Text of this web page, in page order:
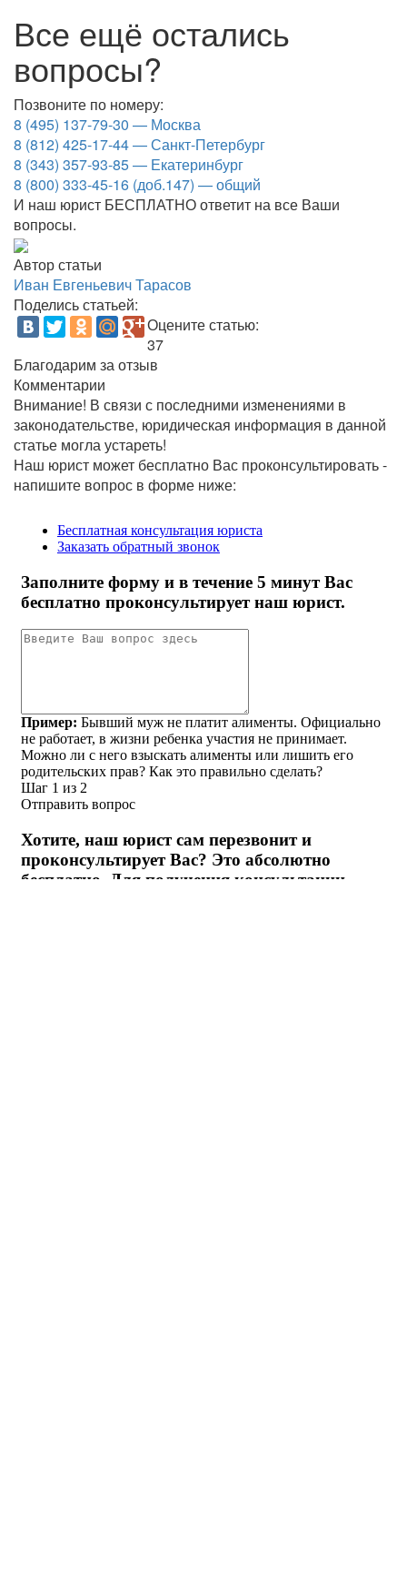
Все ещё остались
вопросы?
Позвоните по номеру:
8 (495) 137-79-30 — Москва
8 (812) 425-17-44 — Санкт-Петербург
8 (343) 357-93-85 — Екатеринбург
8 (800) 333-45-16 (доб.147) — общий
И наш юрист БЕСПЛАТНО ответит на все Ваши
вопросы.
Автор статьи
Иван Евгеньевич Тарасов
Поделись статьей:
Оцените статью:
37
Благодарим за отзыв
Комментарии
Внимание! В связи с последними изменениями в
законодательстве, юридическая информация в данной
статье могла устареть!
Наш юрист может бесплатно Вас проконсультировать -
напишите вопрос в форме ниже: